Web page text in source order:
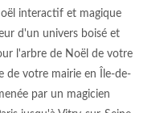
interactif et magique
d'un univers boisé et
l'arbre de Noël de votre
de votre mairie en Île-de-
par un magicien